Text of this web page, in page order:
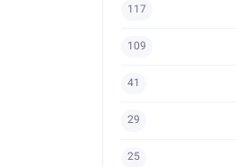
117
109
41
29
25